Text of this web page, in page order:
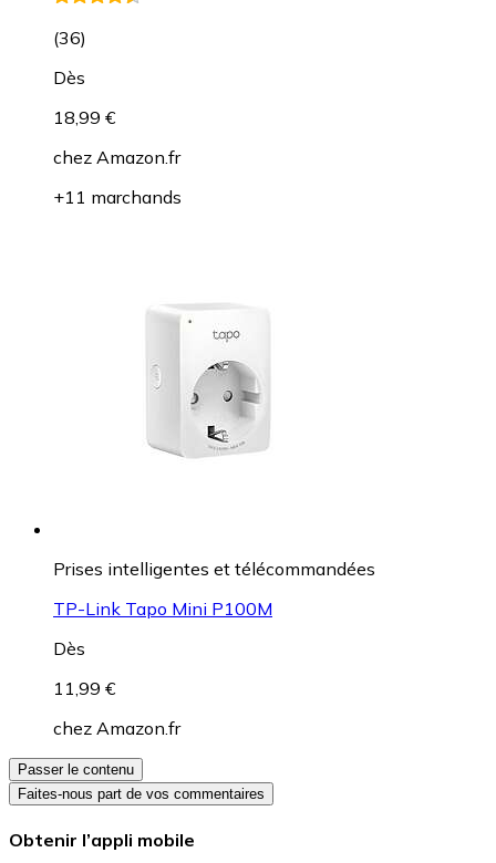
(36)
Dès
18,99 €
chez Amazon.fr
+11 marchands
Prises intelligentes et télécommandées
TP-Link Tapo Mini P100M
Dès
11,99 €
chez Amazon.fr
Passer le contenu
Faites-nous part de vos commentaires
Obtenir l’appli mobile